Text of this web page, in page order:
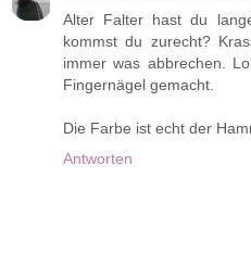
Alter Falter hast du
kommst du zurecht?
immer was abbrechen.
Fingernägel gemacht.
Die Farbe ist echt der
Antworten